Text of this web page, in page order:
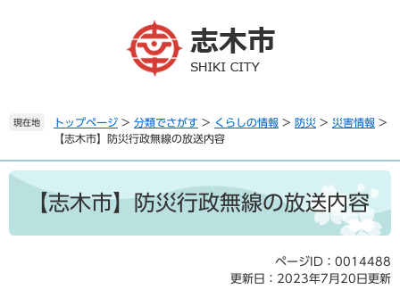
。
て
本
現在地 トップページ > 分類でさがす > くらしの情報 > 防災 > 災害情報 >
【志木市】防災行政無線の放送内容
本
【志木市】防災行政無線の放送内容
ページID：0014488
更新日：2023年7月20日更新